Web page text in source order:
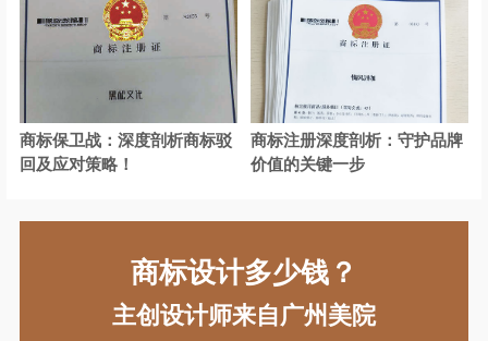
商标保卫战：深度剖析商标驳
回及应对策略！
商标注册深度剖析：守护品牌
价值的关键一步
商标设计多少钱？
主创设计师来自广州美院